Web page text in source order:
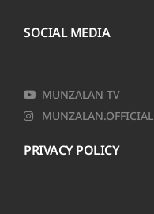
SOCIAL MEDIA
MUNZALAN TV
MUNZALAN.OFFICIAL
PRIVACY POLICY